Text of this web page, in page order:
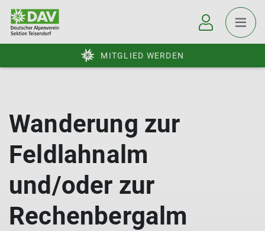
MITGLIED WERDEN
Wanderung zur
Feldlahnalm
und/oder zur
Rechenbergalm